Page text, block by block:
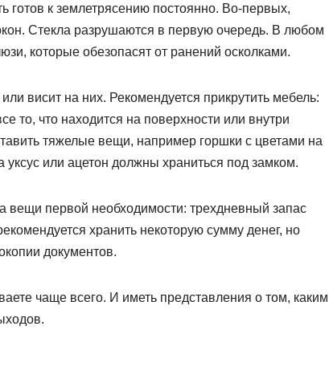
к землетрясению постоянно. Во-первых,
Стекла разрушаются в первую очередь. В любом
которые обезопасят от ранений осколками.
висит на них. Рекомендуется прикрутить мебель:
то, что находится на поверхности или внутри
тяжелые вещи, например горшки с цветами на
или ацетон должны храниться под замком.
вещи первой необходимости: трехдневный запас
хранить некоторую сумму денег, но
документов.
чаще всего. И иметь представления о том, каким